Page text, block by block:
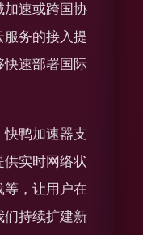
加速或跨国协
服务的接入提
快速部署国际
快鸭加速器支
实时网络状
，让用户在
们持续扩建新